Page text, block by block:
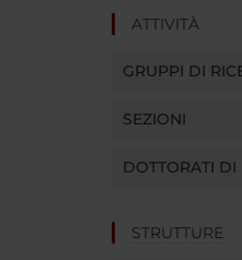
ATTIVITÀ
GRUPPI DI
SEZIONI
DOTTORATI DI
STRUTTURE